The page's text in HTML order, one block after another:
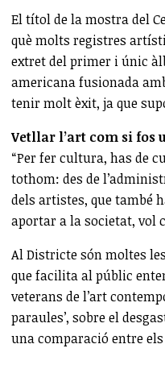
El títol de la mostra del
què molts registres
extret del primer i únic
americana fusionada
tenir molt èxit, ja que
Vetllar l’art com si fos
“Per fer cultura, has de
tothom: des de
dels artistes, que també
aportar a la societat, vol
Al Districte són moltes
que facilita al públic
veterans de l’art
paraules’, sobre el
una comparació entre